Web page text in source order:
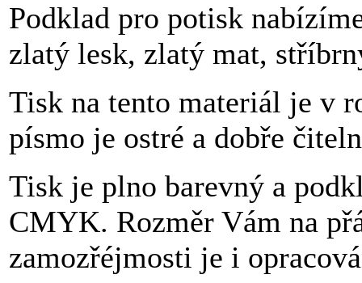
Podklad pro potisk
zlatý lesk, zlatý mat,
Tisk na tento materiál je v
písmo je ostré a dobře
Tisk je plno barevný a
CMYK. Rozměr Vám na
zamozřéjmosti je i